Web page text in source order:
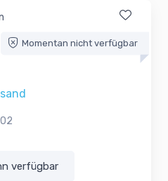
Momentan nicht verfügbar
verfügbar